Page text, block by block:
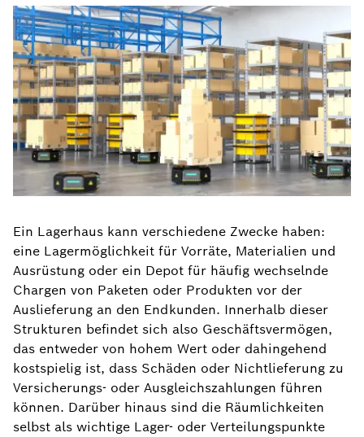
Ein Lagerhaus kann verschiedene Zwecke haben:
eine Lagermöglichkeit für Vorräte, Materialien und
Ausrüstung oder ein Depot für häufig wechselnde
Chargen von Paketen oder Produkten vor der
Auslieferung an den Endkunden. Innerhalb dieser
Strukturen befindet sich also Geschäftsvermögen,
das entweder von hohem Wert oder dahingehend
kostspielig ist, dass Schäden oder Nichtlieferung zu
Versicherungs- oder Ausgleichszahlungen führen
können. Darüber hinaus sind die Räumlichkeiten
selbst als wichtige Lager- oder Verteilungspunkte